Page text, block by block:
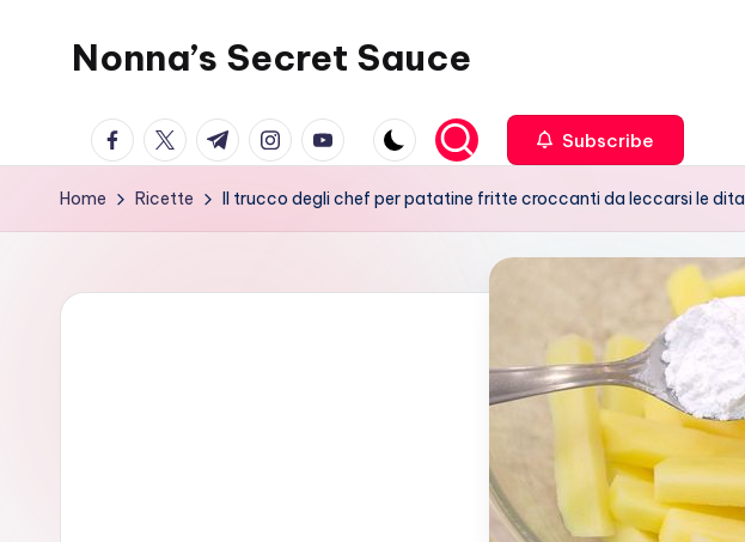
Nonna’s Secret Sauce
facebook.com
twitter.com
t.me instagram.com
youtube.com Subscribe
Home Ricette Il trucco degli chef per patatine fritte croccanti da leccarsi le dita